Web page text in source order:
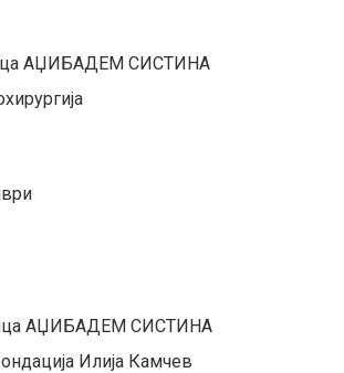
АЏИБАДЕМ СИСТИНА
АЏИБАДЕМ СИСТИНА
Илија Камчев